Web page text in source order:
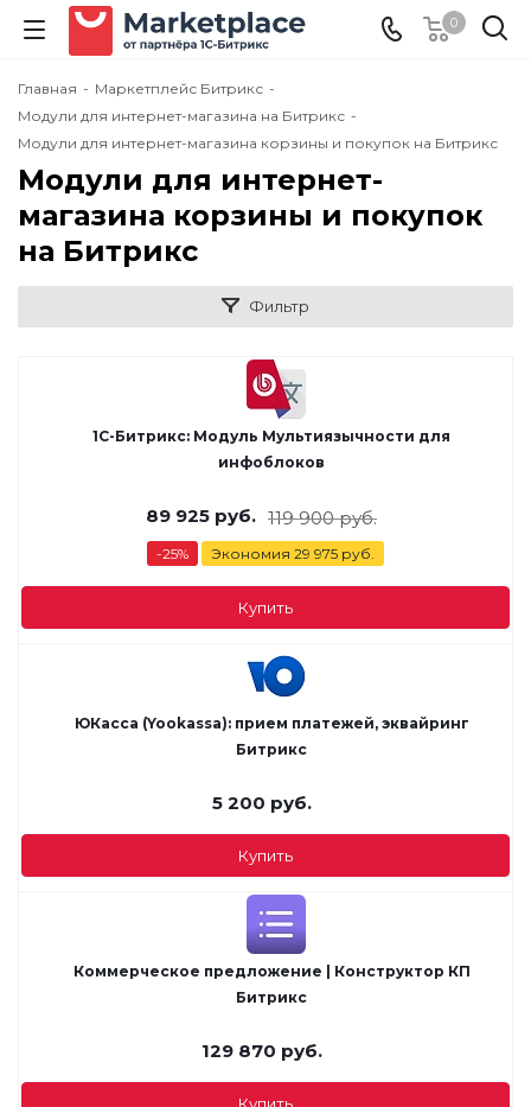
0
Главная - Маркетплейс Битрикс -
Модули для интернет-магазина на Битрикс -
Модули для интернет-магазина корзины и покупок на Битрикс
Модули для интернет-
магазина корзины и покупок
на Битрикс
Фильтр
1С-Битрикс: Модуль Мультиязычности для
инфоблоков
89 925 руб. 119 900руб.
-25% Экономия 29 975 руб.
Купить
ЮКасса (Yookassa): прием платежей, эквайринг
Битрикс
5 200 руб.
Купить
Коммерческое предложение | Конструктор КП
Битрикс
129 870 руб.
Купить